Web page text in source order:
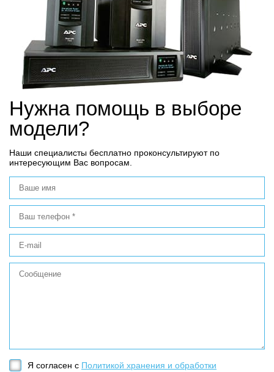
Нужна помощь в выборе
модели?
Наши специалисты бесплатно проконсультируют по
интересующим Вас вопросам.
Я согласен с Политикой хранения и обработки